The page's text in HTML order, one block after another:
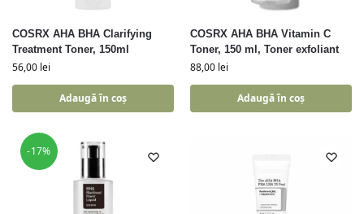
COSRX AHA BHA Clarifying
Treatment Toner, 150ml
56,00 lei
Adaugă în coș
COSRX AHA BHA Vitamin C
Toner, 150 ml, Toner exfoliant
88,00 lei
Adaugă în coș
-17%